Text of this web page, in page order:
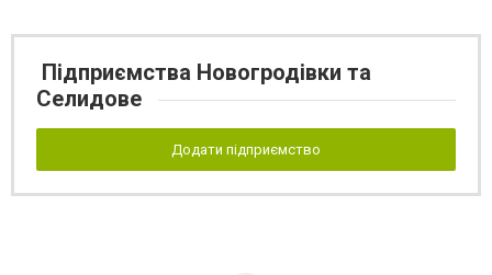
Підприємства Новогродівки та
Селидове
Додати підприємство